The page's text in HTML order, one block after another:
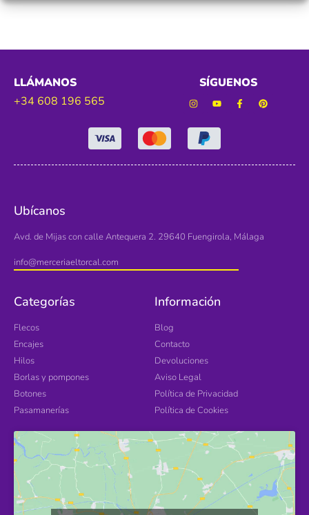
LLÁMANOS
+34 608 196 565
SÍGUENOS
Ubícanos
Avd. de Mijas con calle Antequera 2. 29640 Fuengirola, Málaga
info@merceriaeltorcal.com
Categorías
Flecos
Encajes
Hilos
Borlas y pompones
Botones
Pasamanerías
Información
Blog
Contacto
Devoluciones
Aviso Legal
Política de Privacidad
Política de Cookies